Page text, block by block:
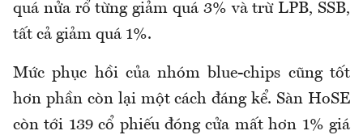
quá nửa rổ từng giảm quá 3% và trừ LPB, SSB,
tất cả giảm quá 1%.
Mức phục hồi của nhóm blue-chips cũng tốt
hơn phần còn lại một cách đáng kể. Sàn HoSE
còn tới 139 cổ phiếu đóng cửa mất hơn 1% giá